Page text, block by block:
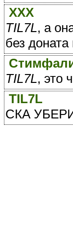
ХХХ
TIL7L, а
без
TIL7L, это
TIL7L
СКА